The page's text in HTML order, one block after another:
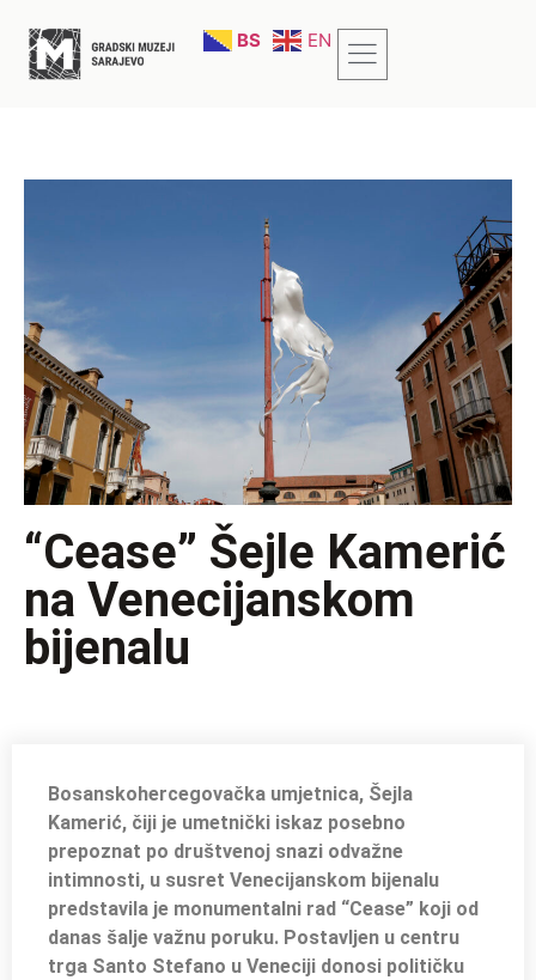
BS EN
“Cease” Šejle Kamerić
na Venecijanskom
bijenalu
Bosanskohercegovačka umjetnica, Šejla
Kamerić, čiji je umetnički iskaz posebno
prepoznat po društvenoj snazi odvažne
intimnosti, u susret Venecijanskom bijenalu
predstavila je monumentalni rad “Cease” koji od
danas šalje važnu poruku. Postavljen u centru
trga Santo Stefano u Veneciji donosi političku